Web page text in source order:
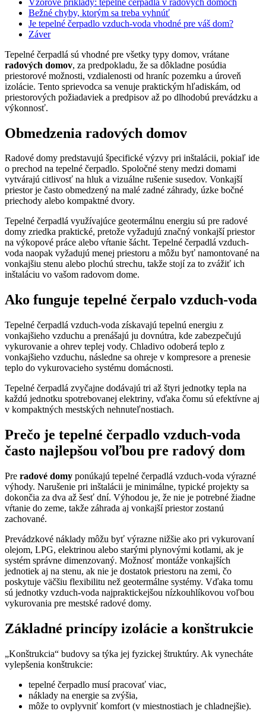
Bežné chyby, ktorým sa treba vyhnúť
Je tepelné čerpadlo vzduch-voda vhodné pre váš dom?
Záver
Tepelné čerpadlá sú vhodné pre všetky typy domov, vrátane
radových domov, za predpokladu, že sa dôkladne posúdia
priestorové možnosti, vzdialenosti od hraníc pozemku a úroveň
izolácie. Tento sprievodca sa venuje praktickým hľadiskám, od
priestorových požiadaviek a predpisov až po dlhodobú prevádzku a
výkonnosť.
Obmedzenia radových domov
Radové domy predstavujú špecifické výzvy pri inštalácii, pokiaľ ide
o prechod na tepelné čerpadlo. Spoločné steny medzi domami
vytvárajú citlivosť na hluk a vizuálne rušenie susedov. Vonkajší
priestor je často obmedzený na malé zadné záhrady, úzke bočné
priechody alebo kompaktné dvory.
Tepelné čerpadlá využívajúce geotermálnu energiu sú pre radové
domy zriedka praktické, pretože vyžadujú značný vonkajší priestor
na výkopové práce alebo vŕtanie šácht. Tepelné čerpadlá vzduch-
voda naopak vyžadujú menej priestoru a môžu byť namontované na
vonkajšiu stenu alebo plochú strechu, takže stojí za to zvážiť ich
inštaláciu vo vašom radovom dome.
Ako funguje tepelné čerpalo vzduch-voda
Tepelné čerpadlá vzduch-voda získavajú tepelnú energiu z
vonkajšieho vzduchu a prenášajú ju dovnútra, kde zabezpečujú
vykurovanie a ohrev teplej vody. Chladivo odoberá teplo z
vonkajšieho vzduchu, následne sa ohreje v kompresore a prenesie
teplo do vykurovacieho systému domácnosti.
Tepelné čerpadlá zvyčajne dodávajú tri až štyri jednotky tepla na
každú jednotku spotrebovanej elektriny, vďaka čomu sú efektívne aj
v kompaktných mestských nehnuteľnostiach.
Prečo je tepelné čerpadlo vzduch-voda
často najlepšou voľbou pre radový dom
Pre radové domy ponúkajú tepelné čerpadlá vzduch-voda výrazné
výhody. Narušenie pri inštalácii je minimálne, typické projekty sa
dokončia za dva až šesť dní. Výhodou je, že nie je potrebné žiadne
vŕtanie do zeme, takže záhrada aj vonkajší priestor zostanú
zachované.
Prevádzkové náklady môžu byť výrazne nižšie ako pri vykurovaní
olejom, LPG, elektrinou alebo starými plynovými kotlami, ak je
systém správne dimenzovaný. Možnosť montáže vonkajších
jednotiek aj na stenu, ak nie je dostatok priestoru na zemi, čo
poskytuje väčšiu flexibilitu než geotermálne systémy. Vďaka tomu
sú jednotky vzduch-voda najpraktickejšou nízkouhlíkovou voľbou
vykurovania pre mestské radové domy.
Základné princípy izolácie a konštrukcie
„Konštrukcia“ budovy sa týka jej fyzickej štruktúry. Ak vynecháte
vylepšenia konštrukcie:
tepelné čerpadlo musí pracovať viac,
náklady na energie sa zvýšia,
môže to ovplyvniť komfort (v miestnostiach je chladnejšie).